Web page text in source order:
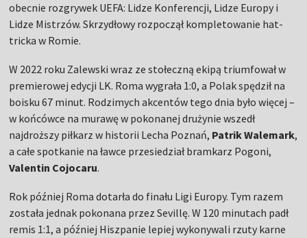
obecnie rozgrywek UEFA: Lidze Konferencji, Lidze Europy i
Lidze Mistrzów. Skrzydłowy rozpoczął kompletowanie hat-
tricka w Romie.
W 2022 roku Zalewski wraz ze stołeczną ekipą triumfował w
premierowej edycji LK. Roma wygrała 1:0, a Polak spędził na
boisku 67 minut. Rodzimych akcentów tego dnia było więcej –
w końcówce na murawę w pokonanej drużynie wszedł
najdroższy piłkarz w historii Lecha Poznań, Patrik Walemark,
a całe spotkanie na ławce przesiedział bramkarz Pogoni,
Valentin Cojocaru.
Rok później Roma dotarła do finału Ligi Europy. Tym razem
została jednak pokonana przez Sevillę. W 120 minutach padł
remis 1:1, a później Hiszpanie lepiej wykonywali rzuty karne